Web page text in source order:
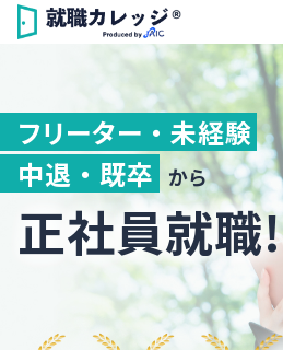
フリーター ・ 未経験
中退 ・ 既卒
から
正社員就職!